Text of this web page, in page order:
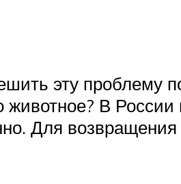
эту проблему
В России
Для